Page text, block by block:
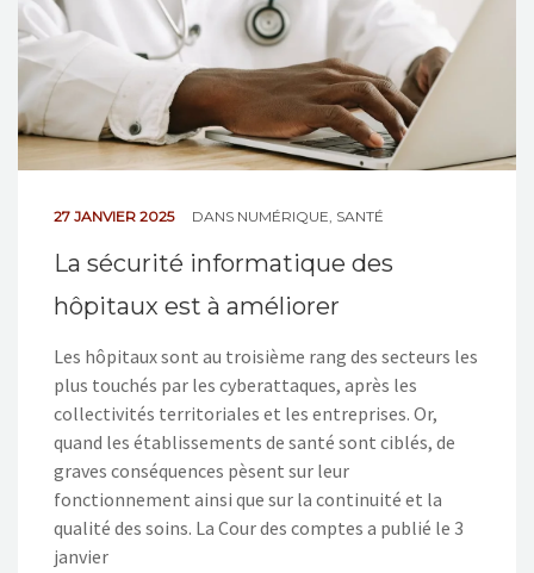
27 JANVIER 2025 DANS NUMÉRIQUE, SANTÉ
La sécurité informatique des
hôpitaux est à améliorer
Les hôpitaux sont au troisième rang des secteurs les
plus touchés par les cyberattaques, après les
collectivités territoriales et les entreprises. Or,
quand les établissements de santé sont ciblés, de
graves conséquences pèsent sur leur
fonctionnement ainsi que sur la continuité et la
qualité des soins. La Cour des comptes a publié le 3
janvier